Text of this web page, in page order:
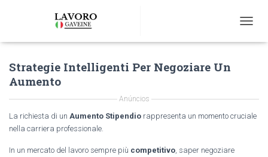
O
N
V
Strategie Intelligenti Per Negoziare Un
Aumento
Anúncios
La richiesta di un Aumento Stipendio rappresenta un momento cruciale
nella carriera professionale.
In un mercato del lavoro sempre più competitivo , saper negoziare